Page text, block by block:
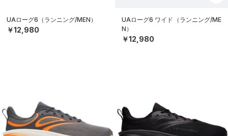
UAローグ6（ランニング/MEN）
￥12,980
UAローグ6 ワイド（ランニング/ME
N）
￥12,980